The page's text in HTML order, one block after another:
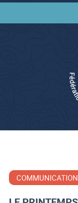
COMMUNICATION